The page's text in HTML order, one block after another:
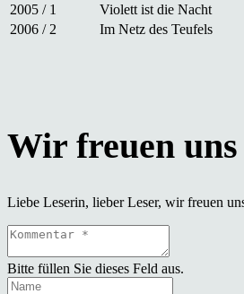
2005 / 1
Violett ist die Nacht
2006 / 2
Im Netz des Teufels
Liebe Leserin, lieber Leser, wir freuen
Bitte füllen Sie dieses Feld aus.